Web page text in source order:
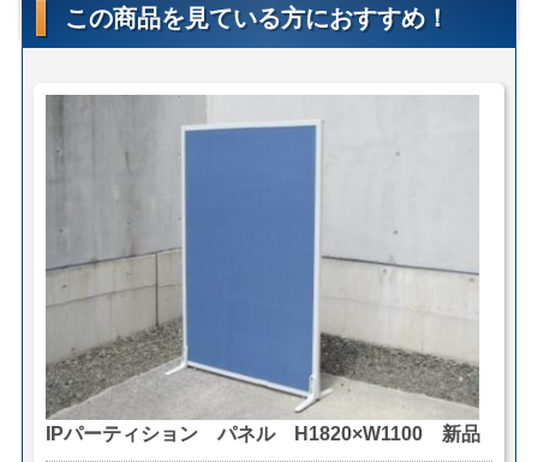
【配送について】
【小口送り付け便】＊軒先渡し（要お客様搬入・組立）
関東首都圏対応 ￥1,000（税抜き）/配送
他地域は別途見積もり致します。
＊神奈川、首都圏対応
横浜市内 1,000円から（軒先渡し ＊簡単な搬入可）
東京都内 5,000円から
＊組立もお見積り致します。
＊お客様のご要望に応じたお渡し方法で送料算出致しま
す。
自社便についてはこちら
メーカーからの直送、または店頭取寄せ後の発送、配送
この商品を見ている方におすすめ！
IPパーティション パネル H1820×W1100 新品